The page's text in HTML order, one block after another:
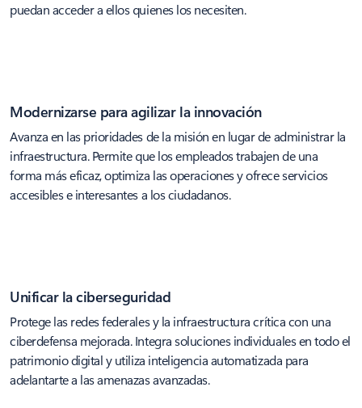
puedan acceder a ellos quienes los necesiten.
Modernizarse para agilizar la innovación
Avanza en las prioridades de la misión en lugar de administrar la
infraestructura. Permite que los empleados trabajen de una
forma más eficaz, optimiza las operaciones y ofrece servicios
accesibles e interesantes a los ciudadanos.
Unificar la ciberseguridad
Protege las redes federales y la infraestructura crítica con una
ciberdefensa mejorada. Integra soluciones individuales en todo el
patrimonio digital y utiliza inteligencia automatizada para
adelantarte a las amenazas avanzadas.